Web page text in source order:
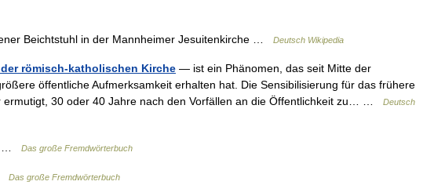
Beichtstuhl in der Mannheimer Jesuitenkirche … Deutsch Wikipedia
römisch-katholischen Kirche — ist ein Phänomen, das seit Mitte der
öffentliche Aufmerksamkeit erhalten hat. Die Sensibilisierung für das frühere
ermutigt, 30 oder 40 Jahre nach den Vorfällen an die Öffentlichkeit zu… …
Deutsch
… Das große Fremdwörterbuch
Das große Fremdwörterbuch